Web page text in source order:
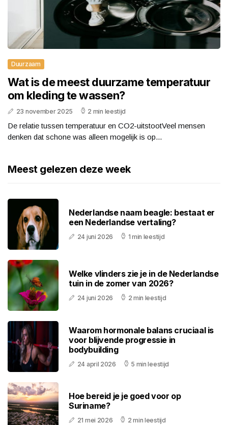
Duurzaam
Wat is de meest duurzame temperatuur
om kleding te wassen?
23 november 2025 2 min leestijd
De relatie tussen temperatuur en CO2-uitstootVeel mensen
denken dat schone was alleen mogelijk is op...
Meest gelezen deze week
Nederlandse naam beagle: bestaat er
een Nederlandse vertaling?
24 juni 2026 1 min leestijd
Welke vlinders zie je in de Nederlandse
tuin in de zomer van 2026?
24 juni 2026 2 min leestijd
Waarom hormonale balans cruciaal is
voor blijvende progressie in
bodybuilding
24 april 2026 5 min leestijd
Hoe bereid je je goed voor op
Suriname?
21 mei 2026 2 min leestijd